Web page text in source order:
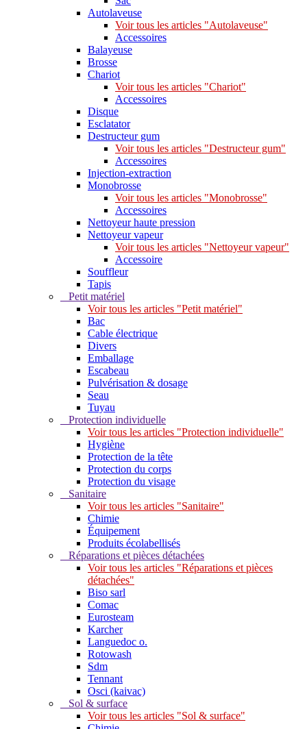
Autolaveuse
Voir tous les articles "Autolaveuse"
Accessoires
Balayeuse
Brosse
Chariot
Voir tous les articles "Chariot"
Accessoires
Disque
Esclatator
Destructeur gum
Voir tous les articles "Destructeur gum"
Accessoires
Injection-extraction
Monobrosse
Voir tous les articles "Monobrosse"
Accessoires
Nettoyeur haute pression
Nettoyeur vapeur
Voir tous les articles "Nettoyeur vapeur"
Accessoire
Souffleur
Tapis
Petit matériel
Voir tous les articles "Petit matériel"
Bac
Cable électrique
Divers
Emballage
Escabeau
Pulvérisation & dosage
Seau
Tuyau
Protection individuelle
Voir tous les articles "Protection individuelle"
Hygiène
Protection de la tête
Protection du corps
Protection du visage
Sanitaire
Voir tous les articles "Sanitaire"
Chimie
Équipement
Produits écolabellisés
Réparations et pièces détachées
Voir tous les articles "Réparations et pièces
détachées"
Biso sarl
Comac
Eurosteam
Karcher
Languedoc o.
Rotowash
Sdm
Tennant
Osci (kaivac)
Sol & surface
Voir tous les articles "Sol & surface"